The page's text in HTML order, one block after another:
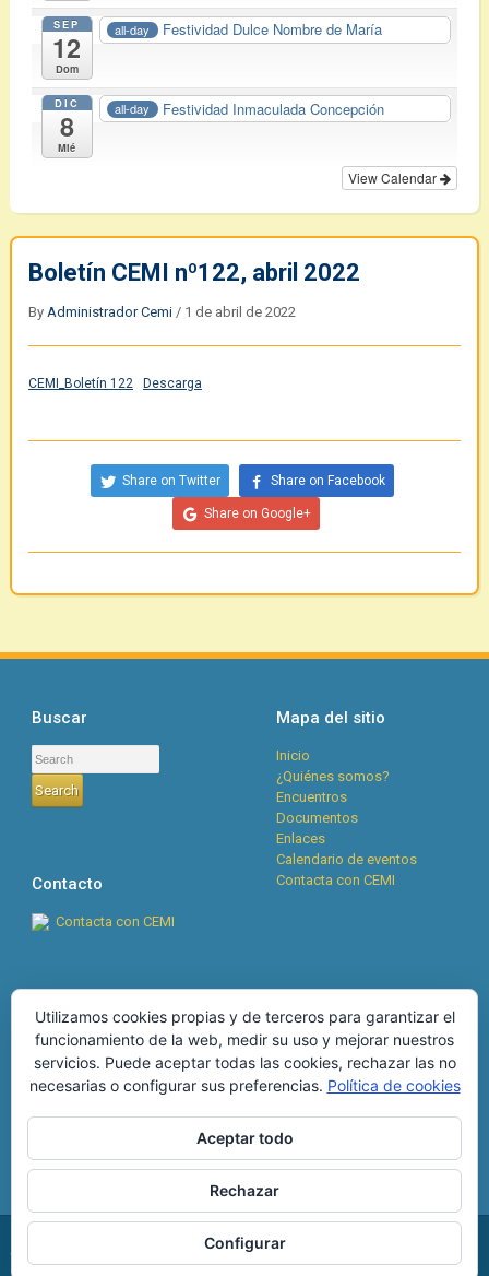
SEP
12
Dom
all-day Festividad Dulce Nombre de María
DIC
8
Mié
all-day Festividad Inmaculada Concepción
View Calendar
Boletín CEMI nº122, abril 2022
By Administrador Cemi/ 1 de abril de 2022
CEMI_Boletín 122 Descarga
Share on Twitter Share on Facebook
Share on Google+
Buscar
Contacto
Contacta con CEMI
Mapa del sitio
Inicio
¿Quiénes somos?
Encuentros
Documentos
Enlaces
Calendario de eventos
Contacta con CEMI
Cookies
POLÍTICA DE COOKIES
MÁS INFORMACIÓN SOBRE
RSS
Boletín CEMI n°134, abril
2026 28 de abril de 2026
Boletín CEMI nº133,
diciembre de 2025
Copyright © 2026 . Todos los derechos reservados
Utilizamos cookies propias y de terceros para garantizar el
funcionamiento de la web, medir su uso y mejorar nuestros
servicios. Puede aceptar todas las cookies, rechazar las no
necesarias o configurar sus preferencias. Política de cookies
Aceptar todo
Rechazar
Configurar